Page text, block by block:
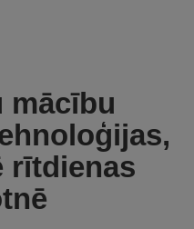
mācību
rītdienas